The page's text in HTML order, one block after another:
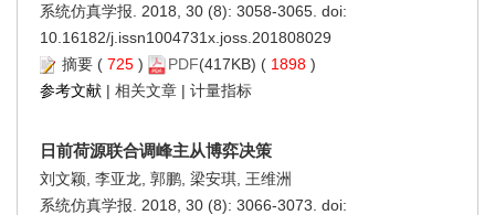
系统仿真学报. 2018, 30 (8): 3058-3065. doi:
10.16182/j.issn1004731x.joss.201808029
摘要 ( 725 ) PDF(417KB) ( 1898 )
参考文献 | 相关文章 | 计量指标
日前荷源联合调峰主从博弈决策
刘文颖, 李亚龙, 郭鹏, 梁安琪, 王维洲
系统仿真学报. 2018, 30 (8): 3066-3073. doi: